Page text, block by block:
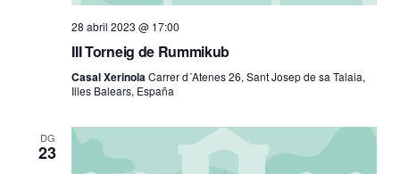
28 abril 2023 @ 17:00
III Torneig de Rummikub
Casal XerinolaCarrer d´Atenes 26, Sant Josep de sa Talaia,
Illes Balears, España
DG
23